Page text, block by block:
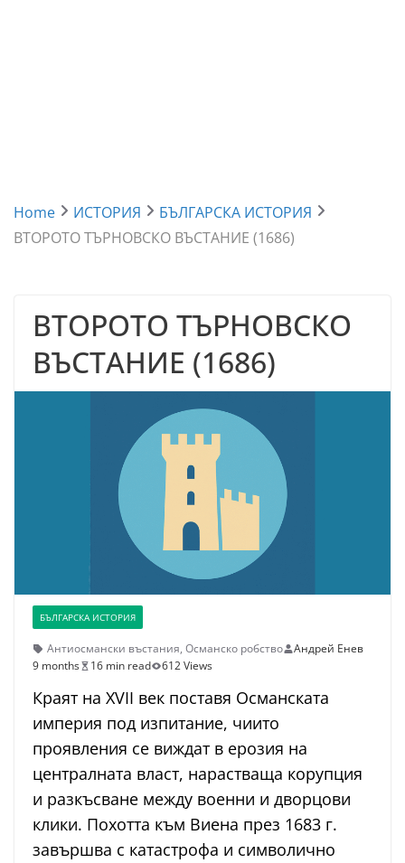
Home ИСТОРИЯ
БЪЛГАРСКА ИСТОРИЯ
ВТОРОТО ТЪРНОВСКО ВЪСТАНИЕ (1686)
ВТОРОТО ТЪРНОВСКО
ВЪСТАНИЕ (1686)
БЪЛГАРСКА ИСТОРИЯ
Антиосмански въстания, Османско робство
Андрей Енев
9 months
16 min read 612 Views
Краят на XVII век поставя Османската
империя под изпитание, чиито
проявления се виждат в ерозия на
централната власт, нарастваща корупция
и разкъсване между военни и дворцови
клики. Похотта към Виена през 1683 г.
завършва с катастрофа и символично